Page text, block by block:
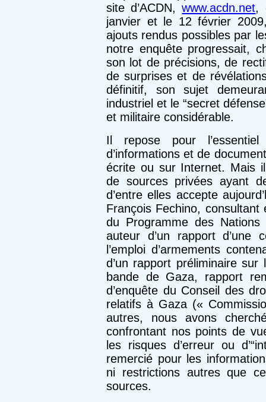
site d’ACDN,www.acdn.net,
janvier et le 12 février
ajouts rendus possibles par
notre enquête progressait,
son lot de précisions, de
de surprises et de
définitif, son sujet
industriel et le “secret
et militaire considérable.
Il repose pour
d’informations et de
écrite ou sur Internet. Mais
de sources privées ayant
d’entre elles accepte
François Fechino,
du Programme des Nations
auteur d’un rapport
l’emploi d’armements
d’un rapport préliminaire
bande de Gaza, rapport
d’enquête du Conseil des
relatifs à Gaza («
autres, nous avons
confrontant nos points de
les risques d’erreur ou
remercié pour les
ni restrictions autres que
sources.